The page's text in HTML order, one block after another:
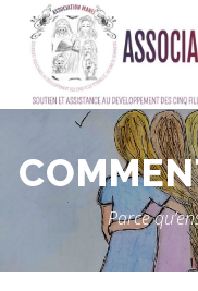
content
A
FAIRE UN DON
Parce